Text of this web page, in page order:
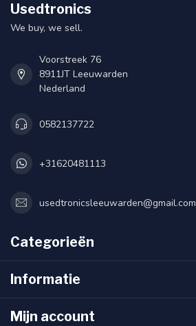
Usedtronics
We buy, we sell.
Voorstreek 76
8911JT Leeuwarden
Nederland
0582137722
+31620481113
usedtronicsleeuwarden@gmail.com
Categorieën
Informatie
Mijn account